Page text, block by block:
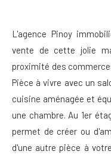
L'agence Pinoy
vente de cette jolie
proximité des
Pièce à vivre avec un
cuisine aménagée et
une chambre. Au 1er
permet de créer ou
d'une autre pièce à